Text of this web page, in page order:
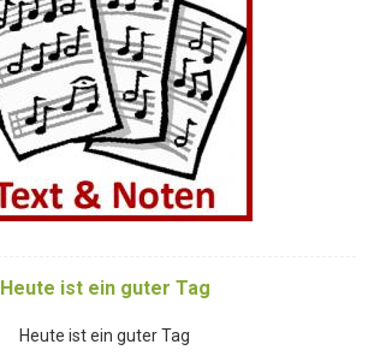
Heute ist ein guter Tag
Heute ist ein guter Tag